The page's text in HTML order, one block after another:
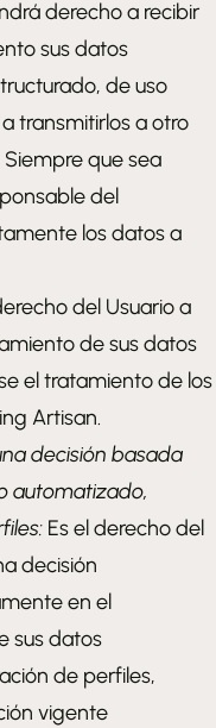
derecho a recibir
sus datos
de uso
transmitirlos a otro
que sea
del
los datos a
del Usuario a
de sus datos
el tratamiento de los
Artisan.
decisión basada
automatizado,
Es el derecho del
decisión
en el
sus datos
de perfiles,
vigente